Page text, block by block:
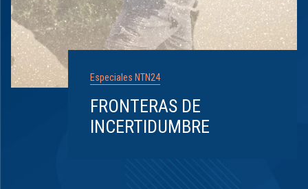
Especiales NTN24
FRONTERAS DE
INCERTIDUMBRE